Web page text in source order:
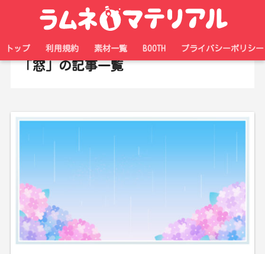
トップ 利用規約 素材一覧 BOOTH プライバシーポリシー
「窓」の記事一覧